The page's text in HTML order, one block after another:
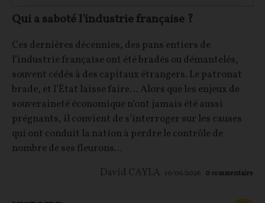
Qui a saboté l'industrie française ?
Ces dernières décennies, des pans entiers de
l’industrie française ont été bradés ou démantelés,
souvent cédés à des capitaux étrangers. Le patronat
brade, et l’État laisse faire… Alors que les enjeux de
souveraineté économique n’ont jamais été aussi
prégnants, il convient de s’interroger sur les causes
qui ont conduit la nation à perdre le contrôle de
nombre de ses fleurons...
David CAYLA 10/06/2026 0 commentaire